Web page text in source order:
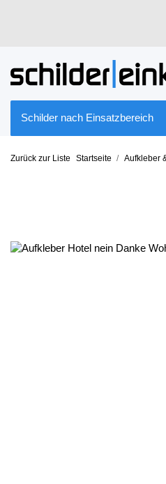
Schilder nach Einsatzbereich
Zurück zur Liste Startseite Aufkleber